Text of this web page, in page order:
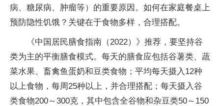
病、糖尿病、肿瘤等）的重要原因。如何在家庭餐桌上
预防隐性饥饿？关键在于食物多样，合理搭配。
《中国居民膳食指南（2022）》推荐，要坚持谷
类为主的平衡膳食模式。每天的膳食应包括谷薯类、蔬
菜水果、畜禽鱼蛋奶和豆类食物；平均每天摄入12种
以上食物，每周25种以上，并合理搭配；每天摄入谷
类食物200～300克，其中包含全谷物和杂豆类50～150